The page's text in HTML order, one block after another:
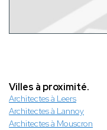
Villes à proximité.
Architectes à Leers
Architectes à Lannoy
Architectes à Mouscron